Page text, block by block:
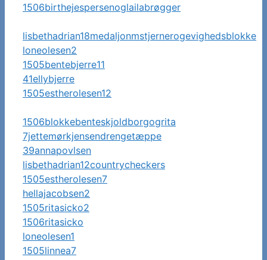
1506birthejespersenoglailabrøgger
lisbethadrian18medaljonmstjernerogevighedsblokke
loneolesen2
1505bentebjerre11
41ellybjerre
1505estherolesen12
1506blokkebenteskjoldborgogrita
7jettemørkjensendrengetæppe
39annapovlsen
lisbethadrian12countrycheckers
1505estherolesen7
hellajacobsen2
1505ritasicko2
1506ritasicko
loneolesen1
1505linnea7